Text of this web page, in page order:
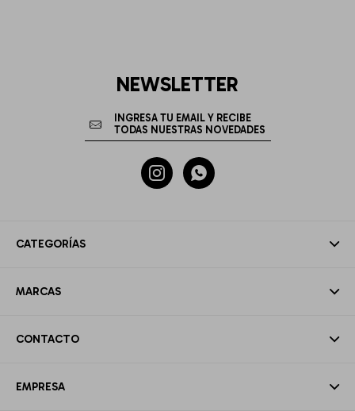
CATEGORÍAS
MARCAS
CONTACTO
EMPRESA
NEWSLETTER
 